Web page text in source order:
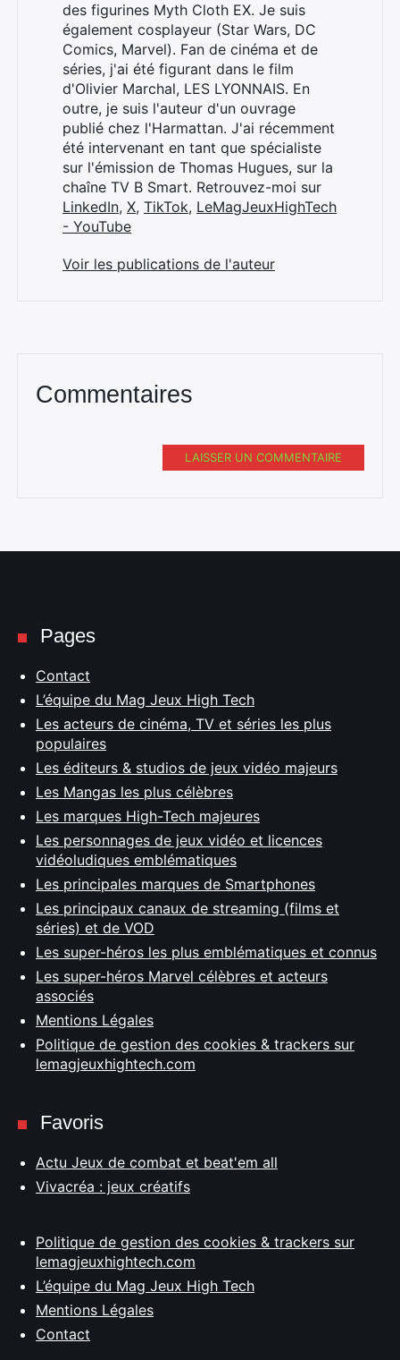
des figurines Myth Cloth EX. Je suis
également cosplayeur (Star Wars, DC
Comics, Marvel). Fan de cinéma et de
séries, j'ai été figurant dans le film
d'Olivier Marchal, LES LYONNAIS. En
outre, je suis l'auteur d'un ouvrage
publié chez l'Harmattan. J'ai récemment
été intervenant en tant que spécialiste
sur l'émission de Thomas Hugues, sur la
chaîne TV B Smart. Retrouvez-moi sur
LinkedIn, X, TikTok, LeMagJeuxHighTech
- YouTube
Voir les publications de l'auteur
Commentaires
LAISSER UN COMMENTAIRE
Pages
Contact
L’équipe du Mag Jeux High Tech
Les acteurs de cinéma, TV et séries les plus
populaires
Les éditeurs & studios de jeux vidéo majeurs
Les Mangas les plus célèbres
Les marques High-Tech majeures
Les personnages de jeux vidéo et licences
vidéoludiques emblématiques
Les principales marques de Smartphones
Les principaux canaux de streaming (films et
séries) et de VOD
Les super-héros les plus emblématiques et connus
Les super-héros Marvel célèbres et acteurs
associés
Mentions Légales
Politique de gestion des cookies & trackers sur
lemagjeuxhightech.com
Favoris
Actu Jeux de combat et beat'em all
Vivacréa : jeux créatifs
Politique de gestion des cookies & trackers sur
lemagjeuxhightech.com
L’équipe du Mag Jeux High Tech
Mentions Légales
Contact